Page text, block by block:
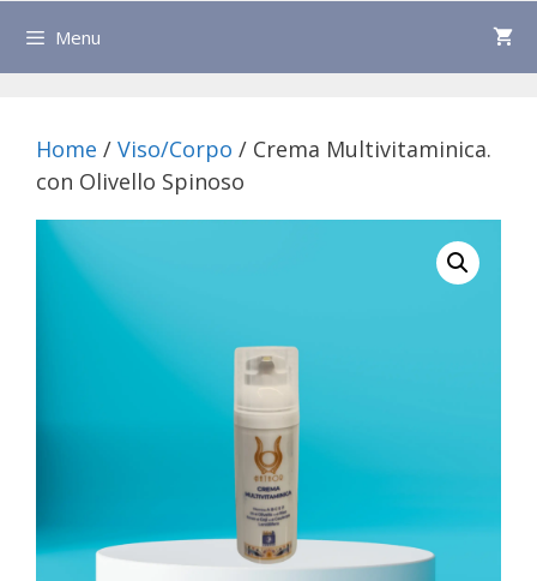
Menu
Home / Viso/Corpo / Crema Multivitaminica.
con Olivello Spinoso